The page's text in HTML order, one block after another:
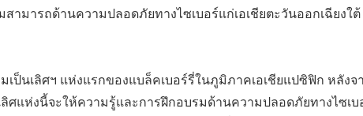
ามารถด้านความปลอดภัยทางไซเบอร์แก่เอเชียตะวันออกเฉียงใ
เป็นเลิศฯ แห่งแรกของแบล็คเบอร์รี่ในภูมิภาคเอเชียแปซิฟิก หลัง
ศแห่งนี้จะให้ความรู้และการฝึกอบรมด้านความปลอดภัยทางไซเ